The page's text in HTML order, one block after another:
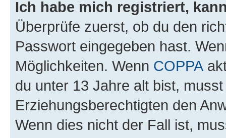
Ich habe mich registriert,
Überprüfe zuerst, ob du den
Passwort eingegeben hast.
Möglichkeiten. Wenn COPPA
du unter 13 Jahre alt bist,
Erziehungsberechtigten den
Wenn dies nicht der Fall ist,